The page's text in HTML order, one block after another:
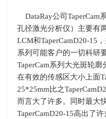
DataRay公司TaperCam
孔径激光分析仪）主要有
LCM和TaperCamD20-15
系列可能客户的一切科研
TaperCam系列大光斑轮廓
在有效的传感区大小上面
25*25mm比之
而言大了许多。同时最大
TaperCamD20-15高出了许